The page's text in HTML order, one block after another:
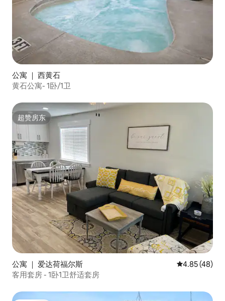
公寓 ｜ 西黄石
黄石公寓- 1卧/1卫
超赞房东
超赞房东
公寓 ｜ 爱达荷福尔斯 平均评分
4.85 (48)
客用套房 - 1卧1卫舒适套房